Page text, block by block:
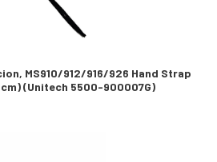
MS910/912/916/926 Hand Strap
(Unitech 5500-900007G)